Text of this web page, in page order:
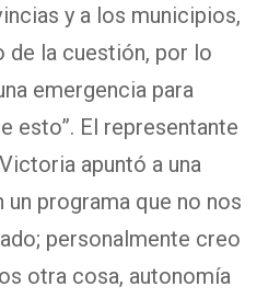
y a los municipios,
de la cuestión, por lo
emergencia para
esto”. El representante
apuntó a una
programa que no nos
personalmente creo
otra cosa, autonomía